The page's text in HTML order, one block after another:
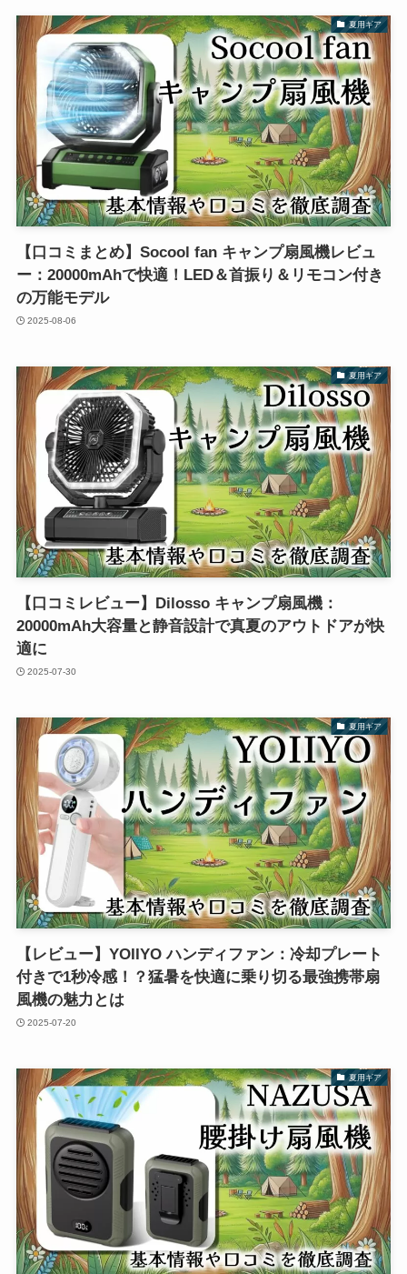
夏用ギア
【口コミまとめ】Socool fan キャンプ扇風機レビュ
ー：20000mAhで快適！LED＆首振り＆リモコン付き
の万能モデル
2025-08-06
夏用ギア
【口コミレビュー】Dilosso キャンプ扇風機：
20000mAh大容量と静音設計で真夏のアウトドアが快
適に
2025-07-30
夏用ギア
【レビュー】YOIIYO ハンディファン：冷却プレート
付きで1秒冷感！？猛暑を快適に乗り切る最強携帯扇
風機の魅力とは
2025-07-20
夏用ギア